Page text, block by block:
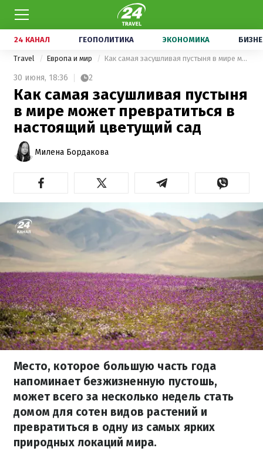
24 КАНАЛ ГЕОПОЛИТИКА ЭКОНОМИКА
Travel Европа и мир Как самая засушливая пустыня в мире может превратиться в настоящий цветущий сад
30 июня, 18:36 2
Как самая засушливая пустыня
в мире может превратиться в
настоящий цветущий сад
Милена Бордакова
Место, которое большую часть года
напоминает безжизненную пустошь,
может всего за несколько недель стать
домом для сотен видов растений и
превратиться в одну из самых ярких
природных локаций мира.